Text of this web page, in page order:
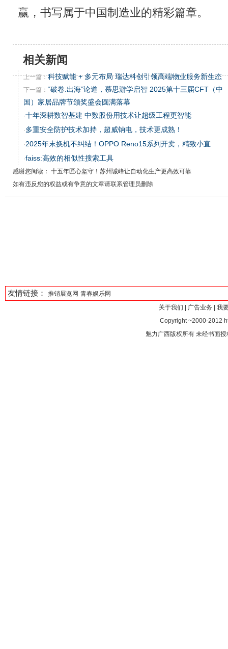
赢，书写属于中国制造业的精彩篇章。
相关新闻
上一篇：科技赋能 + 多元布局 瑞达科创引领高端物业服务新生态
下一篇： “破卷.出海”论道，慕思游学启智 2025第十三届CFT（中
国）家居品牌节颁奖盛会圆满落幕
·十年深耕数智基建 中数股份用技术让超级工程更智能
·多重安全防护技术加持，超威钠电，技术更成熟！
·2025年末换机不纠结！OPPO Reno15系列开卖，精致小直
·faiss:高效的相似性搜索工具
感谢您阅读： 十五年匠心坚守！苏州诚峰让自动化生产更高效可靠
如有违反您的权益或有争意的文章请联系管理员删除
友情链接： 推销展览网 青春娱乐网
关于我们
广告业务
我
Copyright ~2000-2012
魅力广西版权所有 未经书面